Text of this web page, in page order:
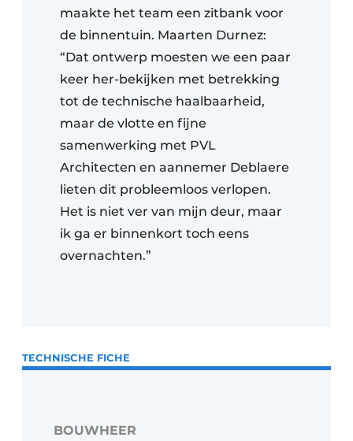
maakte het team een zitbank voor
de binnentuin. Maarten Durnez:
“Dat ontwerp moesten we een paar
keer her-bekijken met betrekking
tot de technische haalbaarheid,
maar de vlotte en fijne
samenwerking met PVL
Architecten en aannemer Deblaere
lieten dit probleemloos verlopen.
Het is niet ver van mijn deur, maar
ik ga er binnenkort toch eens
overnachten.”
TECHNISCHE FICHE
BOUWHEER